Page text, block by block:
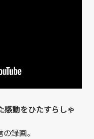
感動をひたすらしゃ
録画。